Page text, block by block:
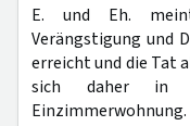
E. und Eh.
Verängstigung und
erreicht und die Tat
sich daher in
Einzimmerwohnung.